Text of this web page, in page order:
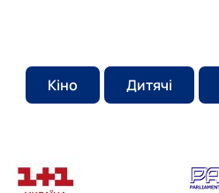
Кіно Дитячі